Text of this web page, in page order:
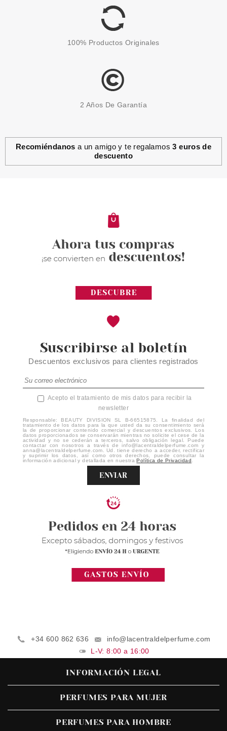
39.90€
CLARINS
67.15€
100% Productos Originales
2 Años De Garantía
Recomiéndanos a un amigo y te regalamos3 euros de
descuento
Suscribirse al boletín
Descuentos exclusivos para clientes registrados
Acepto el tratamiento de mis datos para recibir la
newsletter
Responsable: BEAUTY DIVISION SL B-66515875. La finalidad del
tratamiento de los datos para la que usted da su consentimiento será
la de proporcionar contenido comercial y descuentos exclusivos. Los
datos proporcionados se conservarán mientras no solicite el cese de la
actividad y no se cederán a terceros, salvo obligación legal. Puede
contactar con nosotros a través de info@lacentraldelperfume.com y
anna@lacentraldelperfume.com. Ud. tiene derecho a acceder, rectificar
y suprimir los datos, así como otros derechos, puede consultar la
información adicional y detallada en nuestraPolítica de Privacidad
ENVIAR
+34 600 862 636
info@lacentraldelperfume.com
L-V: 8:00 a 16:00
INFORMACIÓN LEGAL
PERFUMES PARA MUJER
PERFUMES PARA HOMBRE